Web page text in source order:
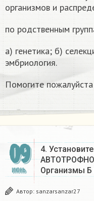
организмов и
по родственным
а) генетика; б)
эмбриология.
Помогите
09
ИЮНЬ
4.
Организмы
Автор: sanzarsanzar27